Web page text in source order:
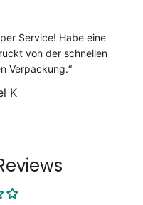
Service! Habe eine
von der schnellen
Verpackung.
K